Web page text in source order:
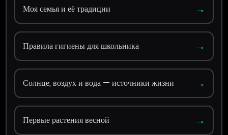
Моя семья и её традиции →
Правила гигиены для школьника →
Солнце, воздух и вода — источники жизни →
Первые растения весной →